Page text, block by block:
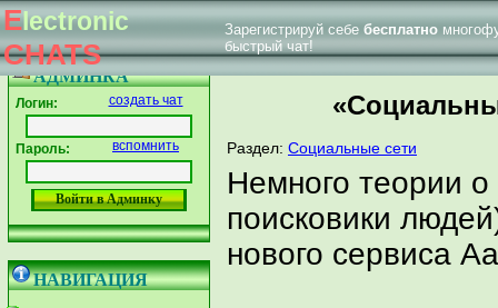
Electronic
CHATS
Зарегистрируй себе бесплатно
быстрый чат!
Главная страница| Форум тех. поддержки Впервые у
АДМИНКА
Логин: создать чат
Пароль: вспомнить
НАВИГАЦИЯ
Раздел: Социальные сети
Немного теории
поисковики
нового сервиса